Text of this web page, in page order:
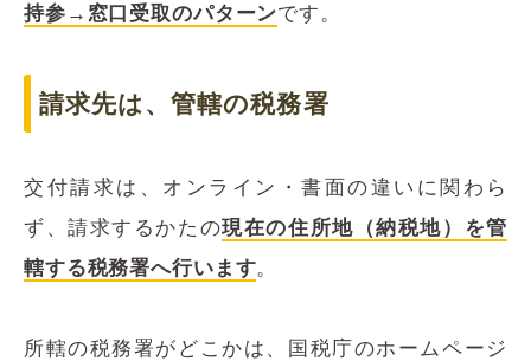
持参→窓口受取のパターンです。
請求先は、管轄の税務署
交付請求は、オンライン・書面の違いに関わら
ず、請求するかたの現在の住所地（納税地）を管
轄する税務署へ行います。
所轄の税務署がどこかは、国税庁のホームページ